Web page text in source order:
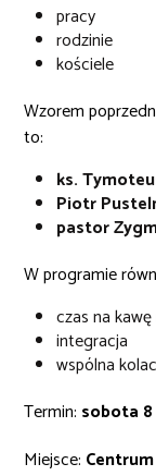
pracy
rodzinie
kościele
Wzorem
to:
ks.
Piotr
pastor
W programie
czas na
integracja
wspólna
Termin: sobota
Miejsce: